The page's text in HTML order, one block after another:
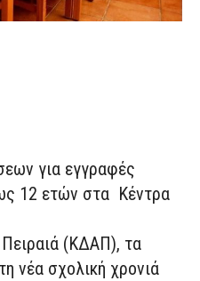
για εγγραφές
12 ετών στα Κέντρα
(ΚΔΑΠ), τα
νέα σχολική χρονιά